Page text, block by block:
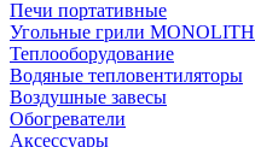
Печи портативные
Угольные грили MONOLITH
Теплооборудование
Водяные тепловентиляторы
Воздушные завесы
Обогреватели
Аксессуары